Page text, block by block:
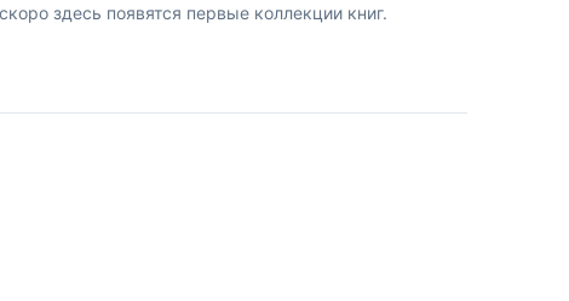
здесь появятся первые коллекции книг.